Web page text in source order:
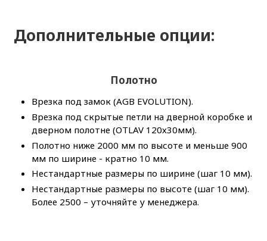
Дополнительные опции:
Полотно
Врезка под замок (AGB EVOLUTION).
Врезка под скрытые петли на дверной коробке и
дверном полотне (OTLAV 120х30мм).
Полотно ниже 2000 мм по высоте и меньше 900
мм по ширине - кратно 10 мм.
Нестандартные размеры по ширине (шаг 10 мм).
Нестандартные размеры по высоте (шаг 10 мм).
Более 2500 – уточняйте у менеджера.